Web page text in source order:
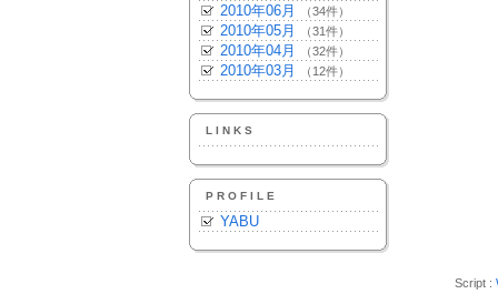
2010年06月 （34件）
2010年05月 （31件）
2010年04月 （32件）
2010年03月 （12件）
LINKS
PROFILE
YABU
Script :